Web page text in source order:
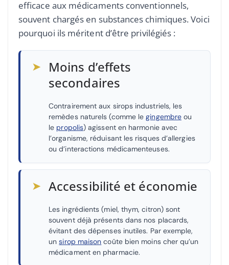
efficace aux médicaments conventionnels,
souvent chargés en substances chimiques. Voici
pourquoi ils méritent d’être privilégiés :
➤ Moins d’effets
secondaires
Contrairement aux sirops industriels, les
remèdes naturels (comme legingembre ou
le propolis) agissent en harmonie avec
l’organisme, réduisant les risques d’allergies
ou d’interactions médicamenteuses.
➤ Accessibilité et économie
Les ingrédients (miel, thym, citron) sont
souvent déjà présents dans nos placards,
évitant des dépenses inutiles. Par exemple,
unsirop maison coûte bien moins cher qu’un
médicament en pharmacie.